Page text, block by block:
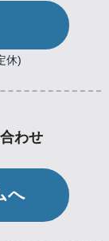
休)
わせ
へ